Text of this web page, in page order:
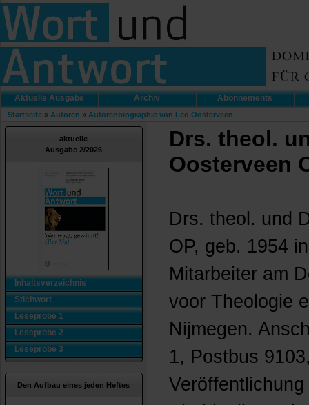
Aktuelle Ausgabe Archiv Abonnements
Startseite » Autoren » Autorenbiographie von Leo Oosterveen
aktuelle
Ausgabe 2/2026
Inhaltsverzeichnis
Stichwort
Leseprobe 1
Leseprobe 2
Leseprobe 3
Den Aufbau eines jeden Heftes
Drs. theol.
Oosterveen
Drs. theol. und
OP, geb. 1954
Mitarbeiter am
voor Theologie
Nijmegen.
1, Postbus